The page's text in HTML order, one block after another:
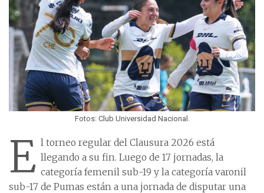
Fotos: Club Universidad Nacional.
E l torneo regular del Clausura 2026 está
llegando a su fin. Luego de 17 jornadas, la
categoría femenil sub-19 y la categoría varonil
sub-17 de Pumas están a una jornada de disputar una